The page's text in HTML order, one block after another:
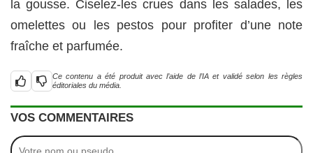
la gousse. Ciselez-les crues dans les salades, les
omelettes ou les pestos pour profiter d’une note
fraîche et parfumée.
Ce contenu a été produit avec l’aide de l’IA et validé selon les règles
éditoriales du média.
VOS COMMENTAIRES